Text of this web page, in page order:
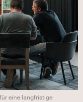
eine langfristige